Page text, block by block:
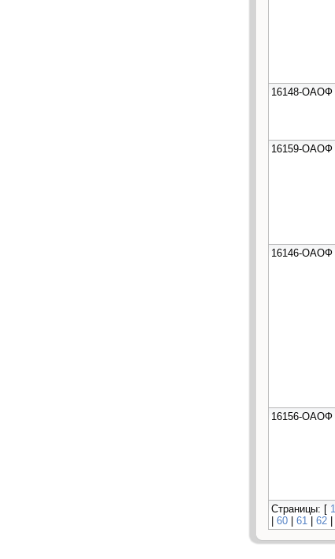
16148-ОАОФ
16159-ОАОФ
16146-ОАОФ
16156-ОАОФ
Страницы: [ 1
| 60 | 61 | 62 |